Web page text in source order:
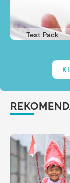
Test Pack